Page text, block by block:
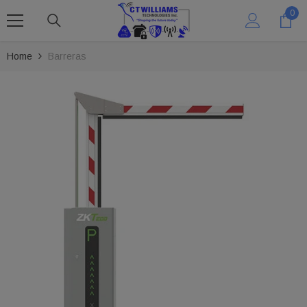
SKIP TO CONTENT 0
0
Home Barreras